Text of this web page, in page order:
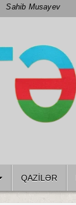
Sahib Musayev
QAZILƏR